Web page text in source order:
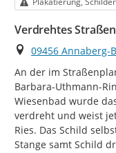
Verdrehtes
Ort
09456 Annaberg-
An der im
Barbara-Uthmann-
Wiesenbad wurde
verdreht und weist
Ries. Das Schild
Stange samt Schild